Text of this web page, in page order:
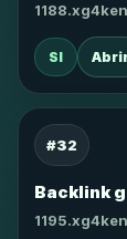
SI
#32
Backlink